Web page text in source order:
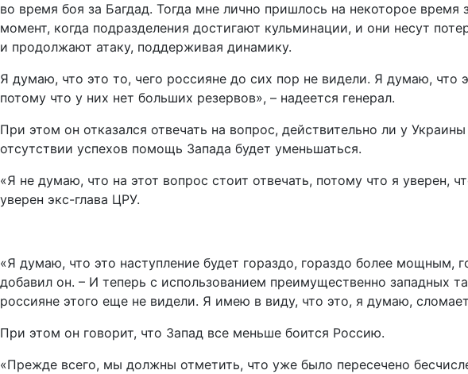
во время боя за Багдад. Тогда мне лично пришлось на некоторое
момент, когда подразделения достигают кульминации, и они несут
и продолжают атаку, поддерживая динамику.
Я думаю, что это то, чего россияне до сих пор не видели. Я думаю, что
потому что у них нет больших резервов», – надеется генерал.
При этом он отказался отвечать на вопрос, действительно ли у
отсутствии успехов помощь Запада будет уменьшаться.
«Я не думаю, что на этот вопрос стоит отвечать, потому что я уверен,
уверен экс-глава ЦРУ.
«Я думаю, что это наступление будет гораздо, гораздо более
добавил он. – И теперь с использованием преимущественно западных
россияне этого еще не видели. Я имею в виду, что это, я думаю,
При этом он говорит, что Запад все меньше боится Россию.
«Прежде всего, мы должны отметить, что уже было пересечено